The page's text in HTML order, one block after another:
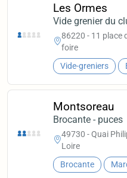
Les Ormes
Vide grenier du
86220 - 11 place
foire
Vide-greniers
Montsoreau
Brocante - puces
49730 - Quai
Loire
Brocante